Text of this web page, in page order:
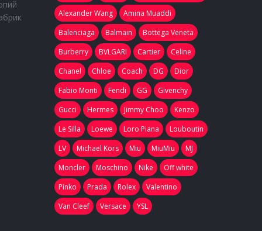
Alexander Wang
Amina Muaddi
Balenciaga
Balmain
Bottega Veneta
Burberry
BVLGARI Cartier
Celine
Chanel
Chloe Coach DG
Dior
Fabio Monti
Fendi GG
Givenchy
Gucci
Hermes Jimmy Choo
Kenzo
Le Silla
Loewe Loro Piana
Louboutin
LV
Michael Kors Miu MiuMiu
MJ
Moncler
Moschino Nike
Off white
Pinko
Prada Rolex
Valentino
Van Cleef
Versace YSL